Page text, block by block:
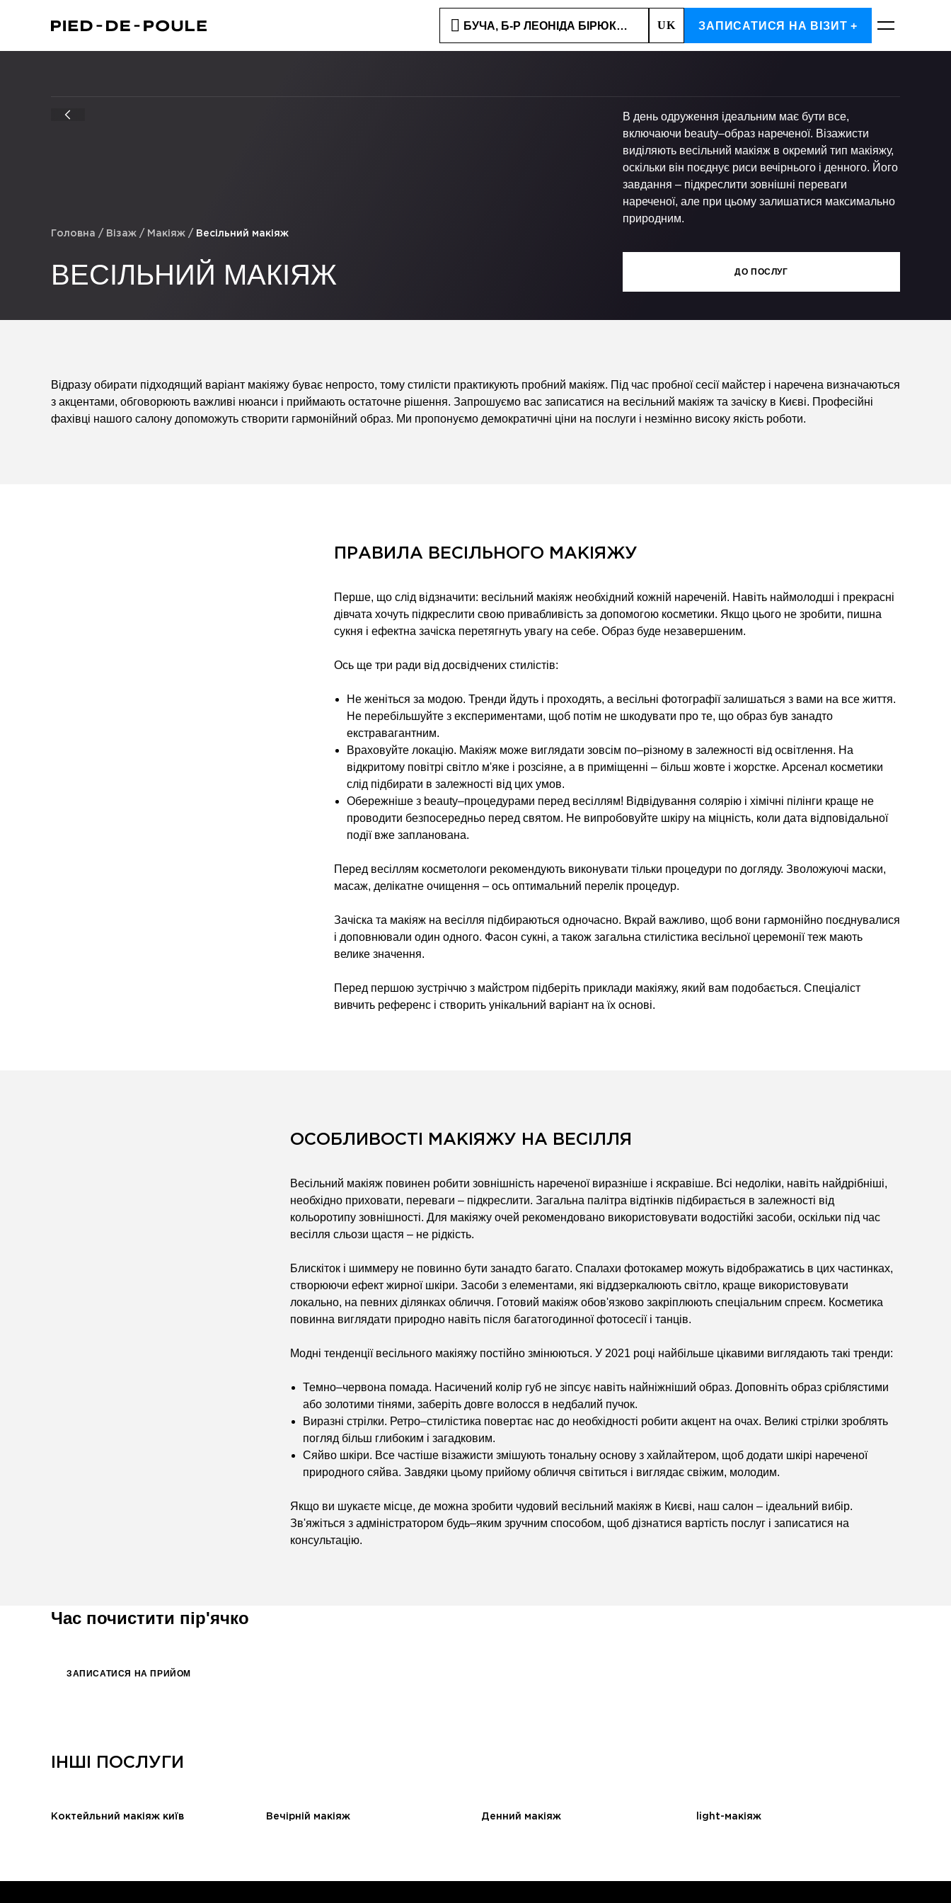
БУЧА, Б-Р ЛЕОНІДА БІРЮКОВА, 2 UK ЗАПИСАТИСЯ НА ВІЗИТ +
Головна / Візаж / Макіяж / Весільний макіяж
ВЕСІЛЬНИЙ МАКІЯЖ
В день одруження ідеальним має бути все,
включаючи beauty–образ нареченої. Візажисти
виділяють весільний макіяж в окремий тип макіяжу,
оскільки він поєднує риси вечірнього і денного. Його
завдання – підкреслити зовнішні переваги
нареченої, але при цьому залишатися максимально
природним.
ДО ПОСЛУГ
Відразу обирати підходящий варіант макіяжу буває непросто, тому стилісти практикують пробний макіяж. Під час пробної сесії майстер і наречена визначаються
з акцентами, обговорюють важливі нюанси і приймають остаточне рішення. Запрошуємо вас записатися на весільний макіяж та зачіску в Києві. Професійні
фахівці нашого салону допоможуть створити гармонійний образ. Ми пропонуємо демократичні ціни на послуги і незмінно високу якість роботи.
ПРАВИЛА ВЕСІЛЬНОГО МАКІЯЖУ
Перше, що слід відзначити: весільний макіяж необхідний кожній нареченій. Навіть наймолодші і прекрасні
дівчата хочуть підкреслити свою привабливість за допомогою косметики. Якщо цього не зробити, пишна
сукня і ефектна зачіска перетягнуть увагу на себе. Образ буде незавершеним.
Ось ще три ради від досвідчених стилістів:
Не женіться за модою. Тренди йдуть і проходять, а весільні фотографії залишаться з вами на все життя.
Не перебільшуйте з експериментами, щоб потім не шкодувати про те, що образ був занадто
екстравагантним.
Враховуйте локацію. Макіяж може виглядати зовсім по–різному в залежності від освітлення. На
відкритому повітрі світло м'яке і розсіяне, а в приміщенні – більш жовте і жорстке. Арсенал косметики
слід підбирати в залежності від цих умов.
Обережніше з beauty–процедурами перед весіллям! Відвідування солярію і хімічні пілінги краще не
проводити безпосередньо перед святом. Не випробовуйте шкіру на міцність, коли дата відповідальної
події вже запланована.
Перед весіллям косметологи рекомендують виконувати тільки процедури по догляду. Зволожуючі маски,
масаж, делікатне очищення – ось оптимальний перелік процедур.
Зачіска та макіяж на весілля підбираються одночасно. Вкрай важливо, щоб вони гармонійно поєднувалися
і доповнювали один одного. Фасон сукні, а також загальна стилістика весільної церемонії теж мають
велике значення.
Перед першою зустріччю з майстром підберіть приклади макіяжу, який вам подобається. Спеціаліст
вивчить референс і створить унікальний варіант на їх основі.
ОСОБЛИВОСТІ МАКІЯЖУ НА ВЕСІЛЛЯ
Весільний макіяж повинен робити зовнішність нареченої виразніше і яскравіше. Всі недоліки, навіть найдрібніші,
необхідно приховати, переваги – підкреслити. Загальна палітра відтінків підбирається в залежності від
кольоротипу зовнішності. Для макіяжу очей рекомендовано використовувати водостійкі засоби, оскільки під час
весілля сльози щастя – не рідкість.
Блискіток і шиммеру не повинно бути занадто багато. Спалахи фотокамер можуть відображатись в цих частинках,
створюючи ефект жирної шкіри. Засоби з елементами, які віддзеркалюють світло, краще використовувати
локально, на певних ділянках обличчя. Готовий макіяж обов'язково закріплюють спеціальним спреєм. Косметика
повинна виглядати природно навіть після багатогодинної фотосесії і танців.
Модні тенденції весільного макіяжу постійно змінюються. У 2021 році найбільше цікавими виглядають такі тренди:
Темно–червона помада. Насичений колір губ не зіпсує навіть найніжніший образ. Доповніть образ сріблястими
або золотими тінями, заберіть довге волосся в недбалий пучок.
Виразні стрілки. Ретро–стилістика повертає нас до необхідності робити акцент на очах. Великі стрілки зроблять
погляд більш глибоким і загадковим.
Сяйво шкіри. Все частіше візажисти змішують тональну основу з хайлайтером, щоб додати шкірі нареченої
природного сяйва. Завдяки цьому прийому обличчя світиться і виглядає свіжим, молодим.
Якщо ви шукаєте місце, де можна зробити чудовий весільний макіяж в Києві, наш салон – ідеальний вибір.
Зв'яжіться з адміністратором будь–яким зручним способом, щоб дізнатися вартість послуг і записатися на
консультацію.
Час почистити пір'ячко
ЗАПИСАТИСЯ НА ПРИЙОМ
ІНШІ ПОСЛУГИ
Коктейльний макіяж київ Вечірній макіяж Денний макіяж light-макіяж